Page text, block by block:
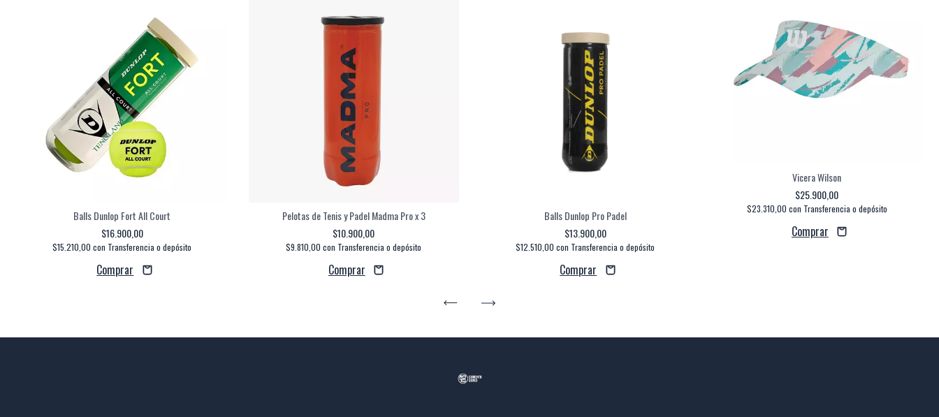
Balls Dunlop Fort All Court
$16.900,00
$15.210,00con Transferencia o depósito
Pelotas de Tenis y Padel Madma Pro x 3
$10.900,00
$9.810,00con Transferencia o depósito
Balls Dunlop Pro Padel
$13.900,00
$12.510,00con Transferencia o depósito
Vicera Wilson
$25.900,00
$23.310,00 con Transferencia o depósito